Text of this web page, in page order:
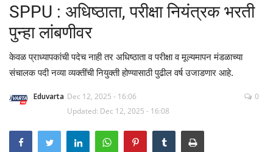
गॅलरी
Language
SPPU : अधिष्ठाता, परीक्षा नियंत्रक भरती
पुन्हा लांबणीवर
केवळ प्राध्यापकांची पदेच नाही तर अधिष्ठाता व परीक्षा व मूल्यमापन मंडळाच्या
संचालक पदी नव्या व्यक्तींची नियुक्ती होण्यासाठी पुढील वर्ष उजाडणार आहे.
Eduvarta Dec 12, 2025 - 16:06
Updated: Dec 12, 2025 - 16:08
0